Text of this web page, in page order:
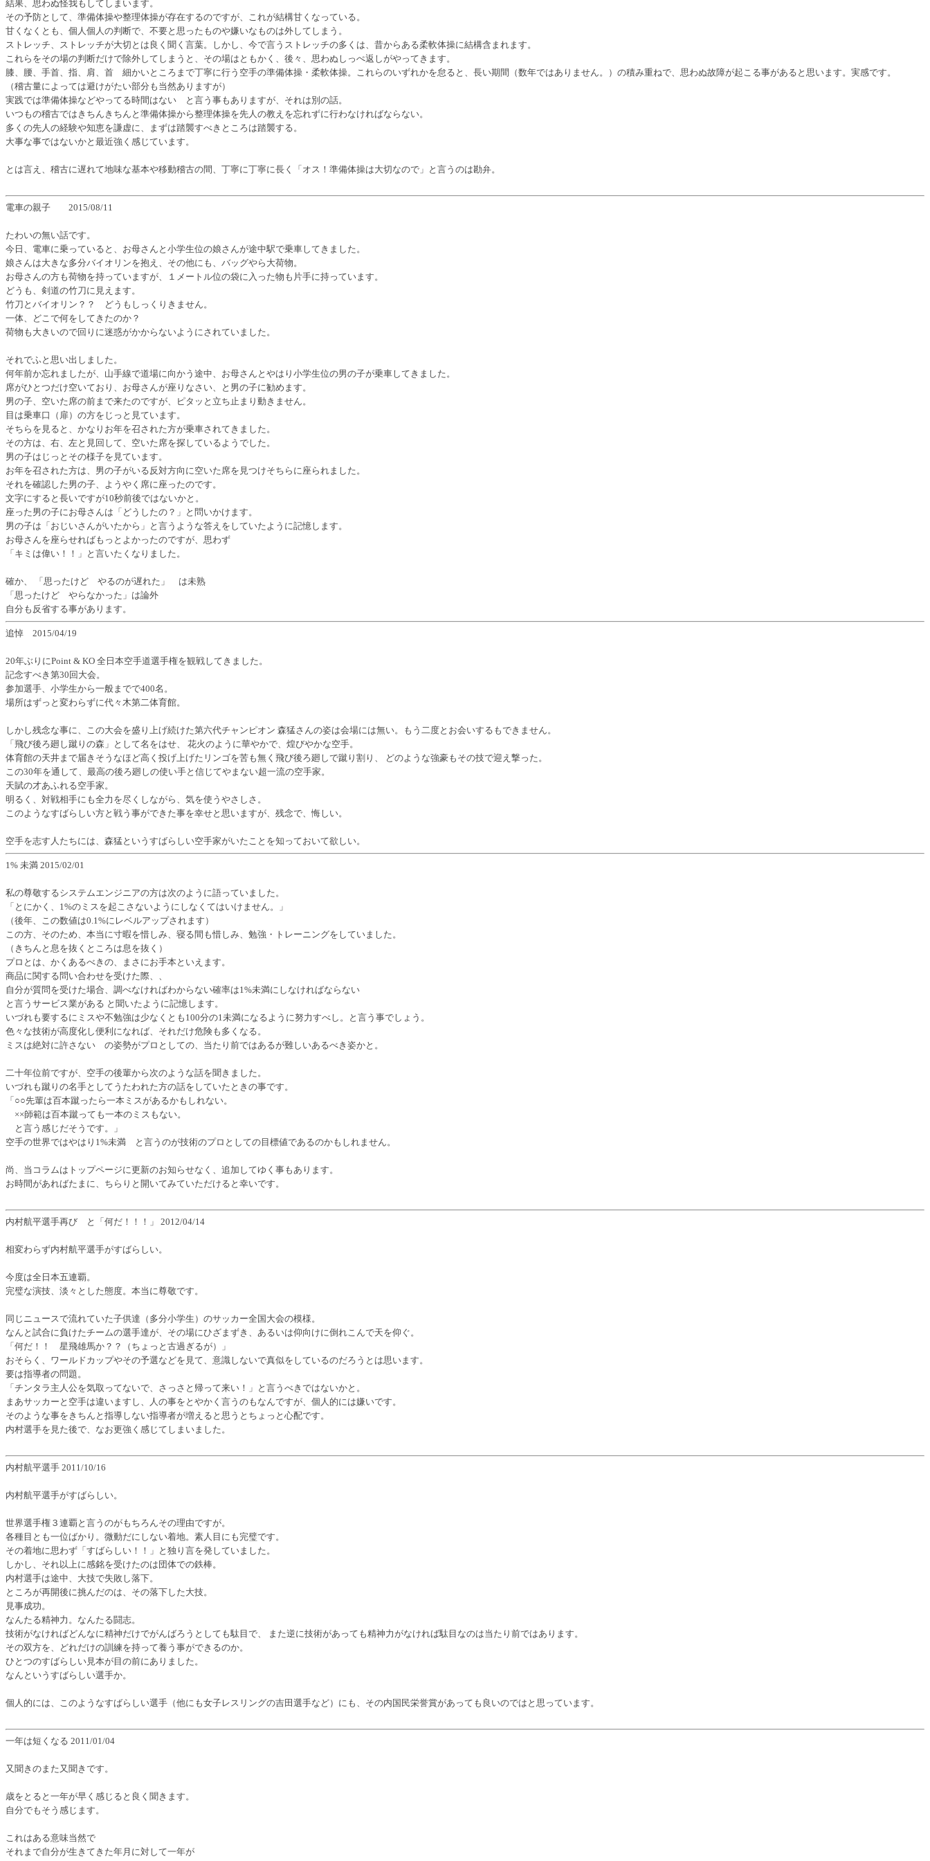
結果、思わぬ怪我もしてしまいます。
その予防として、準備体操や整理体操が存在するのですが、これが結構甘くなっている。
甘くなくとも、個人個人の判断で、不要と思ったものや嫌いなものは外してしまう。
ストレッチ、ストレッチが大切とは良く聞く言葉。しかし、今で言うストレッチの多くは、昔からある柔軟体操に結構含まれます。
これらをその場の判断だけで除外してしまうと、その場はともかく、後々、思わぬしっぺ返しがやってきます。
膝、腰、手首、指、肩、首 細かいところまで丁寧に行う空手の準備体操・柔軟体操。これらのいずれかを怠ると、長い期間（数年ではありません。）の積み重ねで、思わぬ故障が起こる事があると思います。実感です。
（稽古量によっては避けがたい部分も当然ありますが）
実践では準備体操などやってる時間はない と言う事もありますが、それは別の話。
いつもの稽古ではきちんきちんと準備体操から整理体操を先人の教えを忘れずに行わなければならない。
多くの先人の経験や知恵を謙虚に、まずは踏襲すべきところは踏襲する。
大事な事ではないかと最近強く感じています。
とは言え、稽古に遅れて地味な基本や移動稽古の間、丁寧に丁寧に長く「オス！準備体操は大切なので」と言うのは勘弁。
電車の親子 2015/08/11
たわいの無い話です。
今日、電車に乗っていると、お母さんと小学生位の娘さんが途中駅で乗車してきました。
娘さんは大きな多分バイオリンを抱え、その他にも、バッグやら大荷物。
お母さんの方も荷物を持っていますが、１メートル位の袋に入った物も片手に持っています。
どうも、剣道の竹刀に見えます。
竹刀とバイオリン？？ どうもしっくりきません。
一体、どこで何をしてきたのか？
荷物も大きいので回りに迷惑がかからないようにされていました。
それでふと思い出しました。
何年前か忘れましたが、山手線で道場に向かう途中、お母さんとやはり小学生位の男の子が乗車してきました。
席がひとつだけ空いており、お母さんが座りなさい、と男の子に勧めます。
男の子、空いた席の前まで来たのですが、ピタッと立ち止まり動きません。
目は乗車口（扉）の方をじっと見ています。
そちらを見ると、かなりお年を召された方が乗車されてきました。
その方は、右、左と見回して、空いた席を探しているようでした。
男の子はじっとその様子を見ています。
お年を召された方は、男の子がいる反対方向に空いた席を見つけそちらに座られました。
それを確認した男の子、ようやく席に座ったのです。
文字にすると長いですが10秒前後ではないかと。
座った男の子にお母さんは「どうしたの？」と問いかけます。
男の子は「おじいさんがいたから」と言うような答えをしていたように記憶します。
お母さんを座らせればもっとよかったのですが、思わず
「キミは偉い！！」と言いたくなりました。
確か、 「思ったけど やるのが遅れた」 は未熟
「思ったけど やらなかった」は論外
自分も反省する事があります。
追悼 2015/04/19
20年ぶりにPoint & KO 全日本空手道選手権を観戦してきました。
記念すべき第30回大会。
参加選手、小学生から一般までで400名。
場所はずっと変わらずに代々木第二体育館。
しかし残念な事に、この大会を盛り上げ続けた第六代チャンピオン 森猛さんの姿は会場には無い。もう二度とお会いするもできません。
「飛び後ろ廻し蹴りの森」として名をはせ、 花火のように華やかで、煌びやかな空手。
体育館の天井まで届きそうなほど高く投げ上げたリンゴを苦も無く飛び後ろ廻しで蹴り割り、 どのような強豪もその技で迎え撃った。
この30年を通して、最高の後ろ廻しの使い手と信じてやまない超一流の空手家。
天賦の才あふれる空手家。
明るく、対戦相手にも全力を尽くしながら、気を使うやさしさ。
このようなすばらしい方と戦う事ができた事を幸せと思いますが、残念で、悔しい。
空手を志す人たちには、森猛というすばらしい空手家がいたことを知っておいて欲しい。
1% 未満 2015/02/01
私の尊敬するシステムエンジニアの方は次のように語っていました。
「とにかく、1%のミスを起こさないようにしなくてはいけません。」
（後年、この数値は0.1%にレベルアップされます）
この方、そのため、本当に寸暇を惜しみ、寝る間も惜しみ、勉強・トレーニングをしていました。
（きちんと息を抜くところは息を抜く）
プロとは、かくあるべきの、まさにお手本といえます。
商品に関する問い合わせを受けた際、、
自分が質問を受けた場合、調べなければわからない確率は1%未満にしなければならない
と言うサービス業がある と聞いたように記憶します。
いづれも要するにミスや不勉強は少なくとも100分の1未満になるように努力すべし。と言う事でしょう。
色々な技術が高度化し便利になれば、それだけ危険も多くなる。
ミスは絶対に許さない の姿勢がプロとしての、当たり前ではあるが難しいあるべき姿かと。
二十年位前ですが、空手の後輩から次のような話を聞きました。
いづれも蹴りの名手としてうたわれた方の話をしていたときの事です。
「○○先輩は百本蹴ったら一本ミスがあるかもしれない。
××師範は百本蹴っても一本のミスもない。
と言う感じだそうです。」
空手の世界ではやはり1%未満 と言うのが技術のプロとしての目標値であるのかもしれません。
尚、当コラムはトップページに更新のお知らせなく、追加してゆく事もあります。
お時間があればたまに、ちらりと開いてみていただけると幸いです。
内村航平選手再び と「何だ！！！」 2012/04/14
相変わらず内村航平選手がすばらしい。
今度は全日本五連覇。
完璧な演技、淡々とした態度。本当に尊敬です。
同じニュースで流れていた子供達（多分小学生）のサッカー全国大会の模様。
なんと試合に負けたチームの選手達が、その場にひざまずき、あるいは仰向けに倒れこんで天を仰ぐ。
「何だ！！ 星飛雄馬か？？（ちょっと古過ぎるが）」
おそらく、ワールドカップやその予選などを見て、意識しないで真似をしているのだろうとは思います。
要は指導者の問題。
「チンタラ主人公を気取ってないで、さっさと帰って来い！」と言うべきではないかと。
まあサッカーと空手は違いますし、人の事をとやかく言うのもなんですが、個人的には嫌いです。
そのような事をきちんと指導しない指導者が増えると思うとちょっと心配です。
内村選手を見た後で、なお更強く感じてしまいました。
内村航平選手 2011/10/16
内村航平選手がすばらしい。
世界選手権３連覇と言うのがもちろんその理由ですが。
各種目とも一位ばかり。微動だにしない着地。素人目にも完璧です。
その着地に思わず「すばらしい！！」と独り言を発していました。
しかし、それ以上に感銘を受けたのは団体での鉄棒。
内村選手は途中、大技で失敗し落下。
ところが再開後に挑んだのは、その落下した大技。
見事成功。
なんたる精神力。なんたる闘志。
技術がなければどんなに精神だけでがんばろうとしても駄目で、 また逆に技術があっても精神力がなければ駄目なのは当たり前ではあります。
その双方を、どれだけの訓練を持って養う事ができるのか。
ひとつのすばらしい見本が目の前にありました。
なんというすばらしい選手か。
個人的には、このようなすばらしい選手（他にも女子レスリングの吉田選手など）にも、その内国民栄誉賞があっても良いのではと思っています。
一年は短くなる 2011/01/04
又聞きのまた又聞きです。
歳をとると一年が早く感じると良く聞きます。
自分でもそう感じます。
これはある意味当然で
それまで自分が生きてきた年月に対して一年が